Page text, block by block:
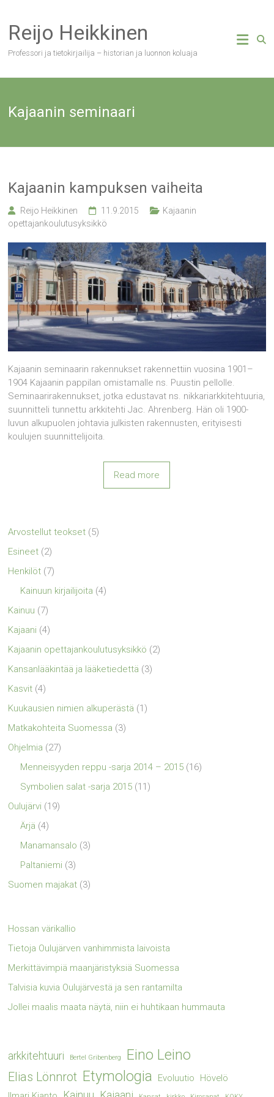
content
Reijo Heikkinen
Professori ja tietokirjailija – historian ja luonnon koluaja
Kajaanin seminaari
Kajaanin kampuksen vaiheita
Reijo Heikkinen 11.9.2015
Kajaanin
opettajankoulutusyksikkö
Kajaanin seminaarin rakennukset rakennettiin vuosina 1901–
1904 Kajaanin pappilan omistamalle ns. Puustin pellolle.
Seminaarirakennukset, jotka edustavat ns. nikkariarkkitehtuuria,
suunnitteli tunnettu arkkitehti Jac. Ahrenberg. Hän oli 1900-
luvun alkupuolen johtavia julkisten rakennusten, erityisesti
koulujen suunnittelijoita.
Read more
Arvostellut teokset (5)
Esineet (2)
Henkilöt (7)
Kainuun kirjailijoita (4)
Kainuu (7)
Kajaani (4)
Kajaanin opettajankoulutusyksikkö (2)
Kansanlääkintää ja lääketiedettä (3)
Kasvit (4)
Kuukausien nimien alkuperästä (1)
Matkakohteita Suomessa (3)
Ohjelmia (27)
Menneisyyden reppu -sarja 2014 – 2015 (16)
Symbolien salat -sarja 2015 (11)
Oulujärvi (19)
Ärjä (4)
Manamansalo (3)
Paltaniemi (3)
Suomen majakat (3)
Hossan värikallio
Tietoja Oulujärven vanhimmista laivoista
Merkittävimpiä maanjäristyksiä Suomessa
Talvisia kuvia Oulujärvestä ja sen rantamilta
Jollei maalis maata näytä, niin ei huhtikaan hummauta
arkkitehtuuri Bertel Gribenberg Eino Leino
Elias Lönnrot Etymologia Evoluutio
Hövelö